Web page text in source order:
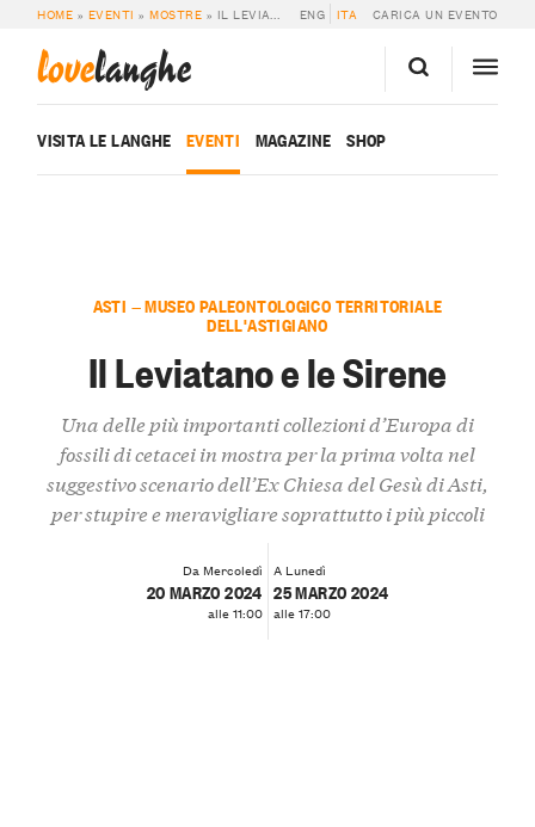
HOME » EVENTI »MOSTRE » IL LEVIATANO E LE SIRENE ENG ITA CARICA UN EVENTO
lovelanghe
VISITA LE LANGHE EVENTI MAGAZINE SHOP
ASTI — MUSEO PALEONTOLOGICO TERRITORIALE
DELL'ASTIGIANO
Il Leviatano e le Sirene
Una delle più importanti collezioni d’Europa di
fossili di cetacei in mostra per la prima volta nel
suggestivo scenario dell’Ex Chiesa del Gesù di Asti,
per stupire e meravigliare soprattutto i più piccoli
Da Mercoledì
20 MARZO 2024
alle 11:00
A Lunedì
25 MARZO 2024
alle 17:00